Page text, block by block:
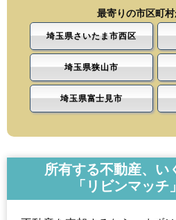
最寄りの市区町
埼玉県さいたま市西区
埼玉県狭山市
埼玉県富士見市
所有する不動産、い
「リビンマッチ